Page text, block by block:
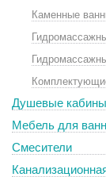
Каменные
Душевые кабины
Мебель для
Смесители